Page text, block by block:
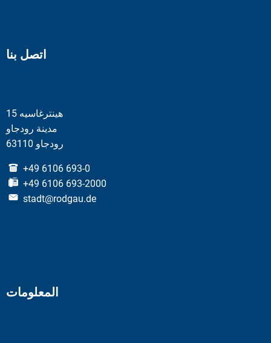
اتصل بنا
هينترغاسيه 15
مدينة رودجاو
63110 رودجاو
+49 6106 693-0
+49 6106 693-2000
stadt@rodgau.de
المعلومات